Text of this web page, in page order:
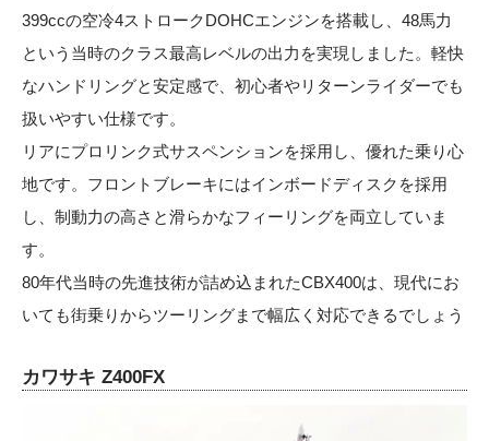
399ccの空冷4ストロークDOHCエンジンを搭載し、48馬力
という当時のクラス最高レベルの出力を実現しました。軽快
なハンドリングと安定感で、初心者やリターンライダーでも
扱いやすい仕様です。
リアにプロリンク式サスペンションを採用し、優れた乗り心
地です。フロントブレーキにはインボードディスクを採用
し、制動力の高さと滑らかなフィーリングを両立していま
す。
80年代当時の先進技術が詰め込まれたCBX400は、現代にお
いても街乗りからツーリングまで幅広く対応できるでしょう
カワサキ Z400FX